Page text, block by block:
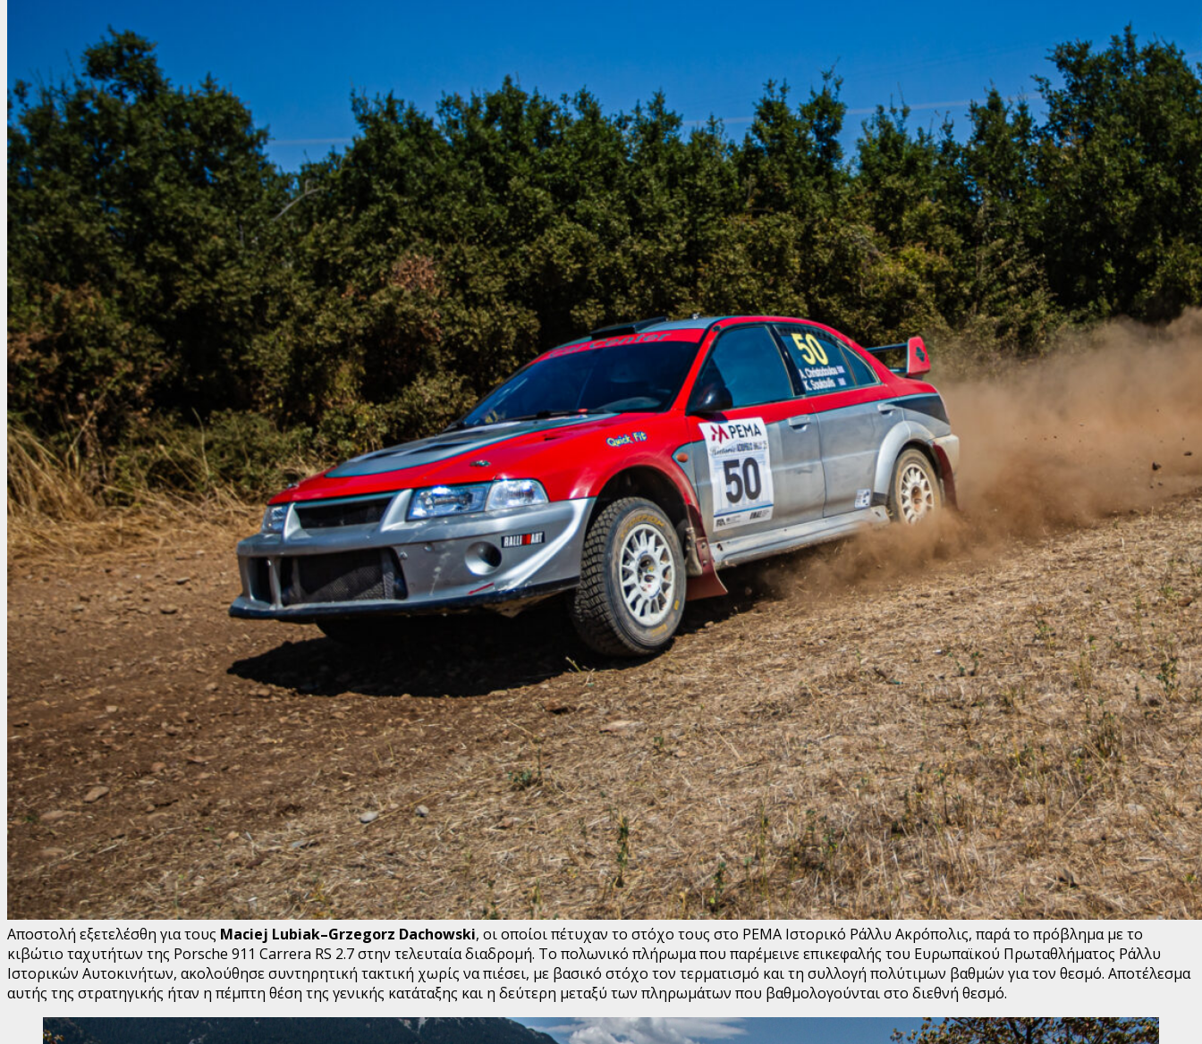
Αποστολή εξετελέσθη για τους Maciej Lubiak–Grzegorz Dachowski, οι οποίοι πέτυχαν το στόχο τους στο PEMA Ιστορικό Ράλλυ Ακρόπολις, παρά το πρόβλημα με το
κιβώτιο ταχυτήτων της Porsche 911 Carrera RS 2.7 στην τελευταία διαδρομή. Το πολωνικό πλήρωμα που παρέμεινε επικεφαλής του Ευρωπαϊκού Πρωταθλήματος Ράλλυ
Ιστορικών Αυτοκινήτων, ακολούθησε συντηρητική τακτική χωρίς να πιέσει, με βασικό στόχο τον τερματισμό και τη συλλογή πολύτιμων βαθμών για τον θεσμό. Αποτέλεσμα
αυτής της στρατηγικής ήταν η πέμπτη θέση της γενικής κατάταξης και η δεύτερη μεταξύ των πληρωμάτων που βαθμολογούνται στο διεθνή θεσμό.